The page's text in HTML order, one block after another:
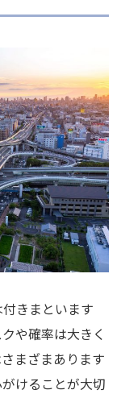
きまといます
や確率は大きく
まざまあります
けることが大切